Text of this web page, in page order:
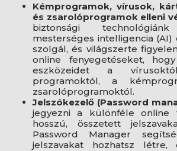
Kémprogramok, vírusok,
és zsarolóprogramok elleni
biztonsági
mesterséges intelligencia (AI)
szolgál, és világszerte
online fenyegetéseket,
eszközeidet a
programoktól, a
zsarolóprogramoktól.
Jelszókezelő (Password
jegyezni a különféle online
hosszú, összetett
Password Manager
jelszavakat hozhatsz létre,